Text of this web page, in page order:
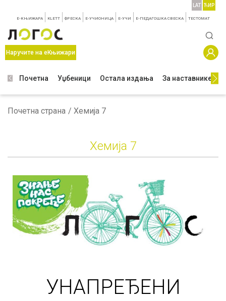
E-КЊИЖАРА KLETT ФРЕСКА E-УЧИОНИЦА E-УЧИ Е-ПЕДАГОШКА СВЕСКА TЕСТОМАТ
LAT ЋИР
Наручите на еКњижари
Почетна Уџбеници Остала издања За наставнике
Почетна страна Хемија 7
Хемија 7
УНАПРЕЂЕНИ